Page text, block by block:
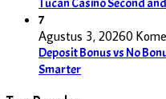
Tucan Casino Second
7
Agustus 3, 20260
Deposit Bonus vs No
Smarter